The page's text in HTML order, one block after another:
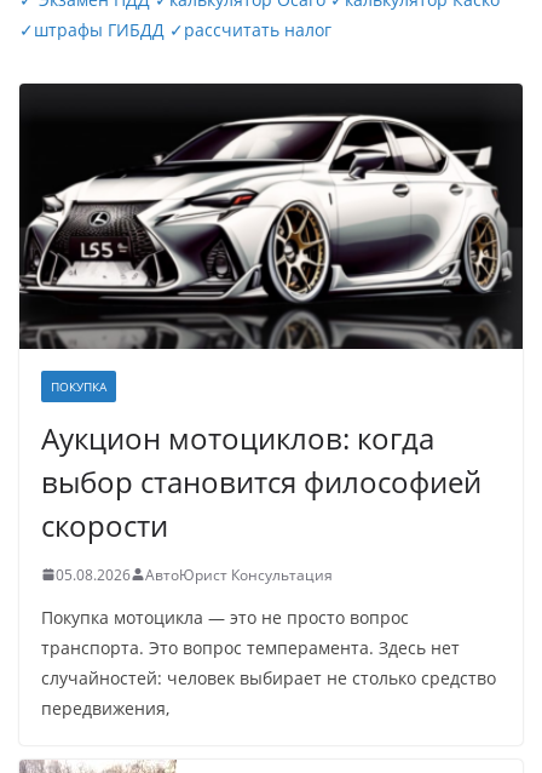
✓штрафы ГИБДД ✓рассчитать налог
ПОКУПКА
Аукцион мотоциклов: когда
выбор становится философией
скорости
05.08.2026 АвтоЮрист Консультация
Покупка мотоцикла — это не просто вопрос
транспорта. Это вопрос темперамента. Здесь нет
случайностей: человек выбирает не столько средство
передвижения,